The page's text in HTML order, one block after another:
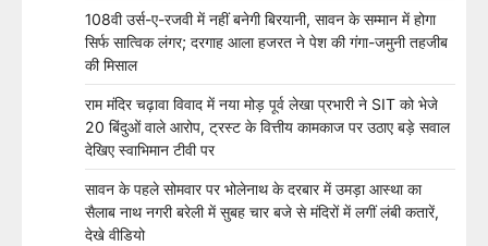
108वी उर्स-ए-रजवी में नहीं बनेगी बिरयानी, सावन के सम्मान में होगा
सिर्फ सात्विक लंगर; दरगाह आला हजरत ने पेश की गंगा-जमुनी तहजीब
की मिसाल
राम मंदिर चढ़ावा विवाद में नया मोड़ पूर्व लेखा प्रभारी ने SIT को भेजे
20 बिंदुओं वाले आरोप, ट्रस्ट के वित्तीय कामकाज पर उठाए बड़े सवाल
देखिए स्वाभिमान टीवी पर
सावन के पहले सोमवार पर भोलेनाथ के दरबार में उमड़ा आस्था का
सैलाब नाथ नगरी बरेली में सुबह चार बजे से मंदिरों में लगीं लंबी कतारें,
देखे वीडियो